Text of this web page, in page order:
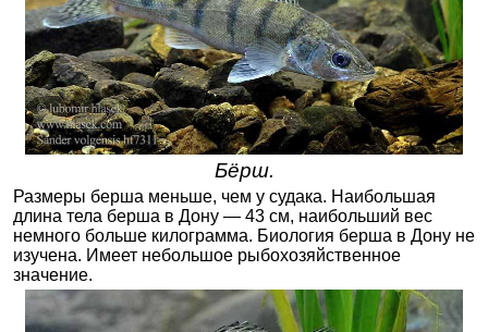
Бёрш.
Размеры берша меньше, чем у судака. Наибольшая
длина тела берша в Дону — 43 см, наибольший вес
немного больше килограмма. Биология берша в Дону не
изучена. Имеет небольшое рыбохозяйственное
значение.